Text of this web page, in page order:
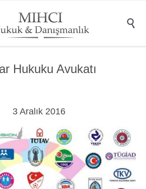

Hukuku Avukatı
3 Aralık 2016